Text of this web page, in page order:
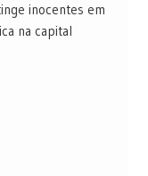
inocentes em
na capital